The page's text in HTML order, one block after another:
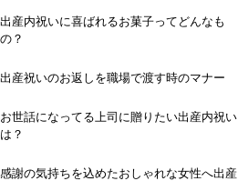
出産内祝いに喜ばれるお菓子ってどんなも
の？
出産祝いのお返しを職場で渡す時のマナー
お世話になってる上司に贈りたい出産内祝い
は？
感謝の気持ちを込めたおしゃれな女性へ出産